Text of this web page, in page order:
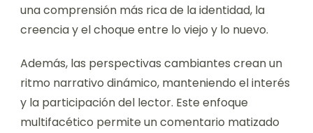
una comprensión más rica de la identidad, la
creencia y el choque entre lo viejo y lo nuevo.
Además, las perspectivas cambiantes crean un
ritmo narrativo dinámico, manteniendo el interés
y la participación del lector. Este enfoque
multifacético permite un comentario matizado